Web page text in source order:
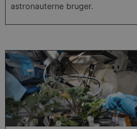
astronauterne bruger.